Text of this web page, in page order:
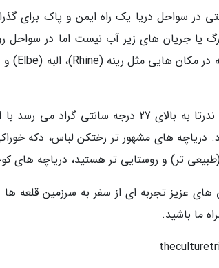
در سواحل دریا یک راه ایمن و پاک برای
یا جریان های زیر آب نیست اما در سواحل
دمای آب در تاسبتان ندرتا به بالای 27
های مشهور تر رختکن لباس، دکه
تر) و روستایی تر هستید، دریاچه های
های عزیز تجربه ای از سفر به سرزمین قلعه
ما باشید.